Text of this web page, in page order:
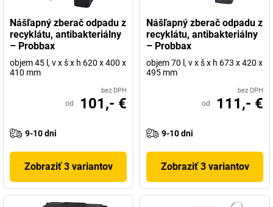
Nášľapný zberač odpadu z
recyklátu, antibakteriálny
– Probbax
objem 45 l, v x š x h 620 x 400 x
410 mm
bez DPH
od 101,- €
9-10 dni
Zobraziť 3 variantov
Nášľapný zberač odpadu z
recyklátu, antibakteriálny
– Probbax
objem 70 l, v x š x h 673 x 420 x
495 mm
bez DPH
od 111,- €
9-10 dni
Zobraziť 3 variantov